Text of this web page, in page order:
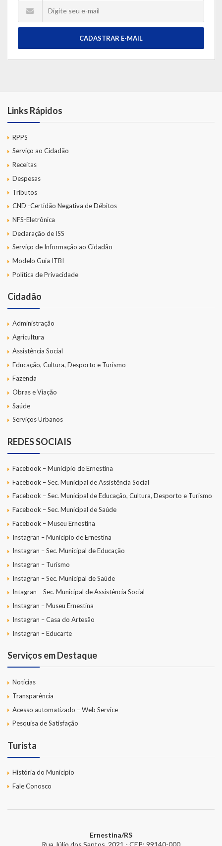
CADASTRAR E-MAIL
Links Rápidos
RPPS
Serviço ao Cidadão
Receitas
Despesas
Tributos
CND -Certidão Negativa de Débitos
NFS-Eletrônica
Declaração de ISS
Serviço de Informação ao Cidadão
Modelo Guia ITBI
Política de Privacidade
Cidadão
Administração
Agricultura
Assistência Social
Educação, Cultura, Desporto e Turismo
Fazenda
Obras e Viação
Saúde
Serviços Urbanos
REDES SOCIAIS
Facebook – Município de Ernestina
Facebook – Sec. Municipal de Assistência Social
Facebook – Sec. Municipal de Educação, Cultura, Desporto e Turismo
Facebook – Sec. Municipal de Saúde
Facebook – Museu Ernestina
Instagran – Município de Ernestina
Instagran – Sec. Municipal de Educação
Instagran – Turismo
Instagran – Sec. Municipal de Saúde
Intagran – Sec. Municipal de Assistência Social
Instagran – Museu Ernestina
Instagran – Casa do Artesão
Instagran – Educarte
Serviços em Destaque
Notícias
Transparência
Acesso automatizado – Web Service
Pesquisa de Satisfação
Turista
História do Município
Fale Conosco
Ernestina/RS